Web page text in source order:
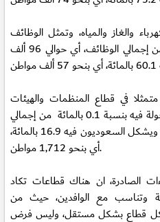
والغاز والمياه، وتمثل الوظائف
المشغولة فيه بنسبة 0.9 بالمائة من إجمالي الوظائف، أي حوالي 96 ألف
في قطاع المنظمات والهيئات
الدولية، حيث تمثل الوظائف المشغولة فيه بنسبة 0.1 بالمائة من إجمالي
الوظائف، أي حوالي 10 ألاف وظيفة، ويشكل السعوديون فيه 16.9 بالمائة،
أي بنحو 1,712 مواطن.
الصادرة، ان هناك قطاعات تكاد
وتناسب مع الوافدين، حيث من
قطاع بشكل مستقل، وليس فرض